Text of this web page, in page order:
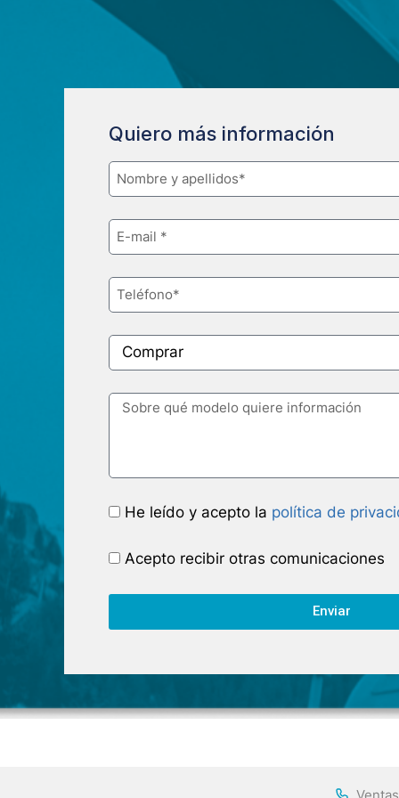
Quiero más información
He leído y acepto la política de
Acepto recibir otras comunicaciones
Enviar